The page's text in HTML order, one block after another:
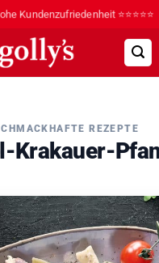
Kundenzufriedenheit ⭐⭐⭐⭐⭐
REZEPTE
Krakauer-